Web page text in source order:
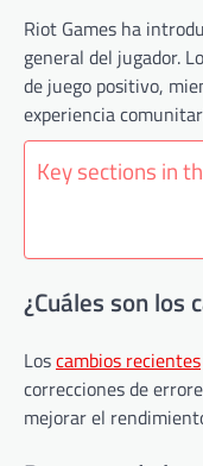
Riot Games ha
general del jugador.
de juego positivo,
experiencia
Key sections in
¿Cuáles son los
Loscambios recientes
correcciones de
mejorar el